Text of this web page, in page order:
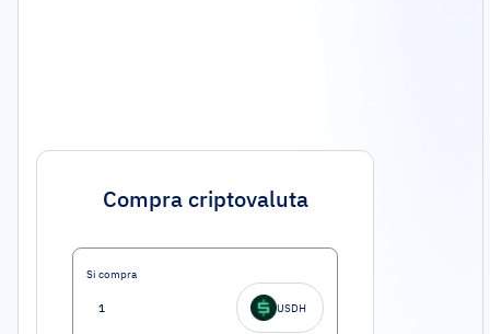
Compra criptovaluta
Si compra
USDH